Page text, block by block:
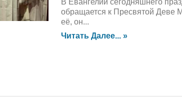
В Евангелии сегодняшнего
обращается к Пресвятой Деве
её, он...
Читать Далее... »